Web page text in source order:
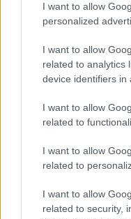
I want to allow
personalized
I want to allow
related to analytics
device identifiers in
I want to allow
related to
I want to allow
related to
I want to allow
related to security,
DVSC-Pjunik: van,
Három év után ismét